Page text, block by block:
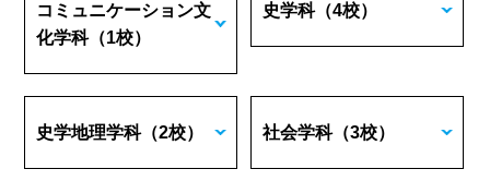
コミュニケーション文
化学科（1校）
史学科（4校）
史学地理学科（2校） 社会学科（3校）